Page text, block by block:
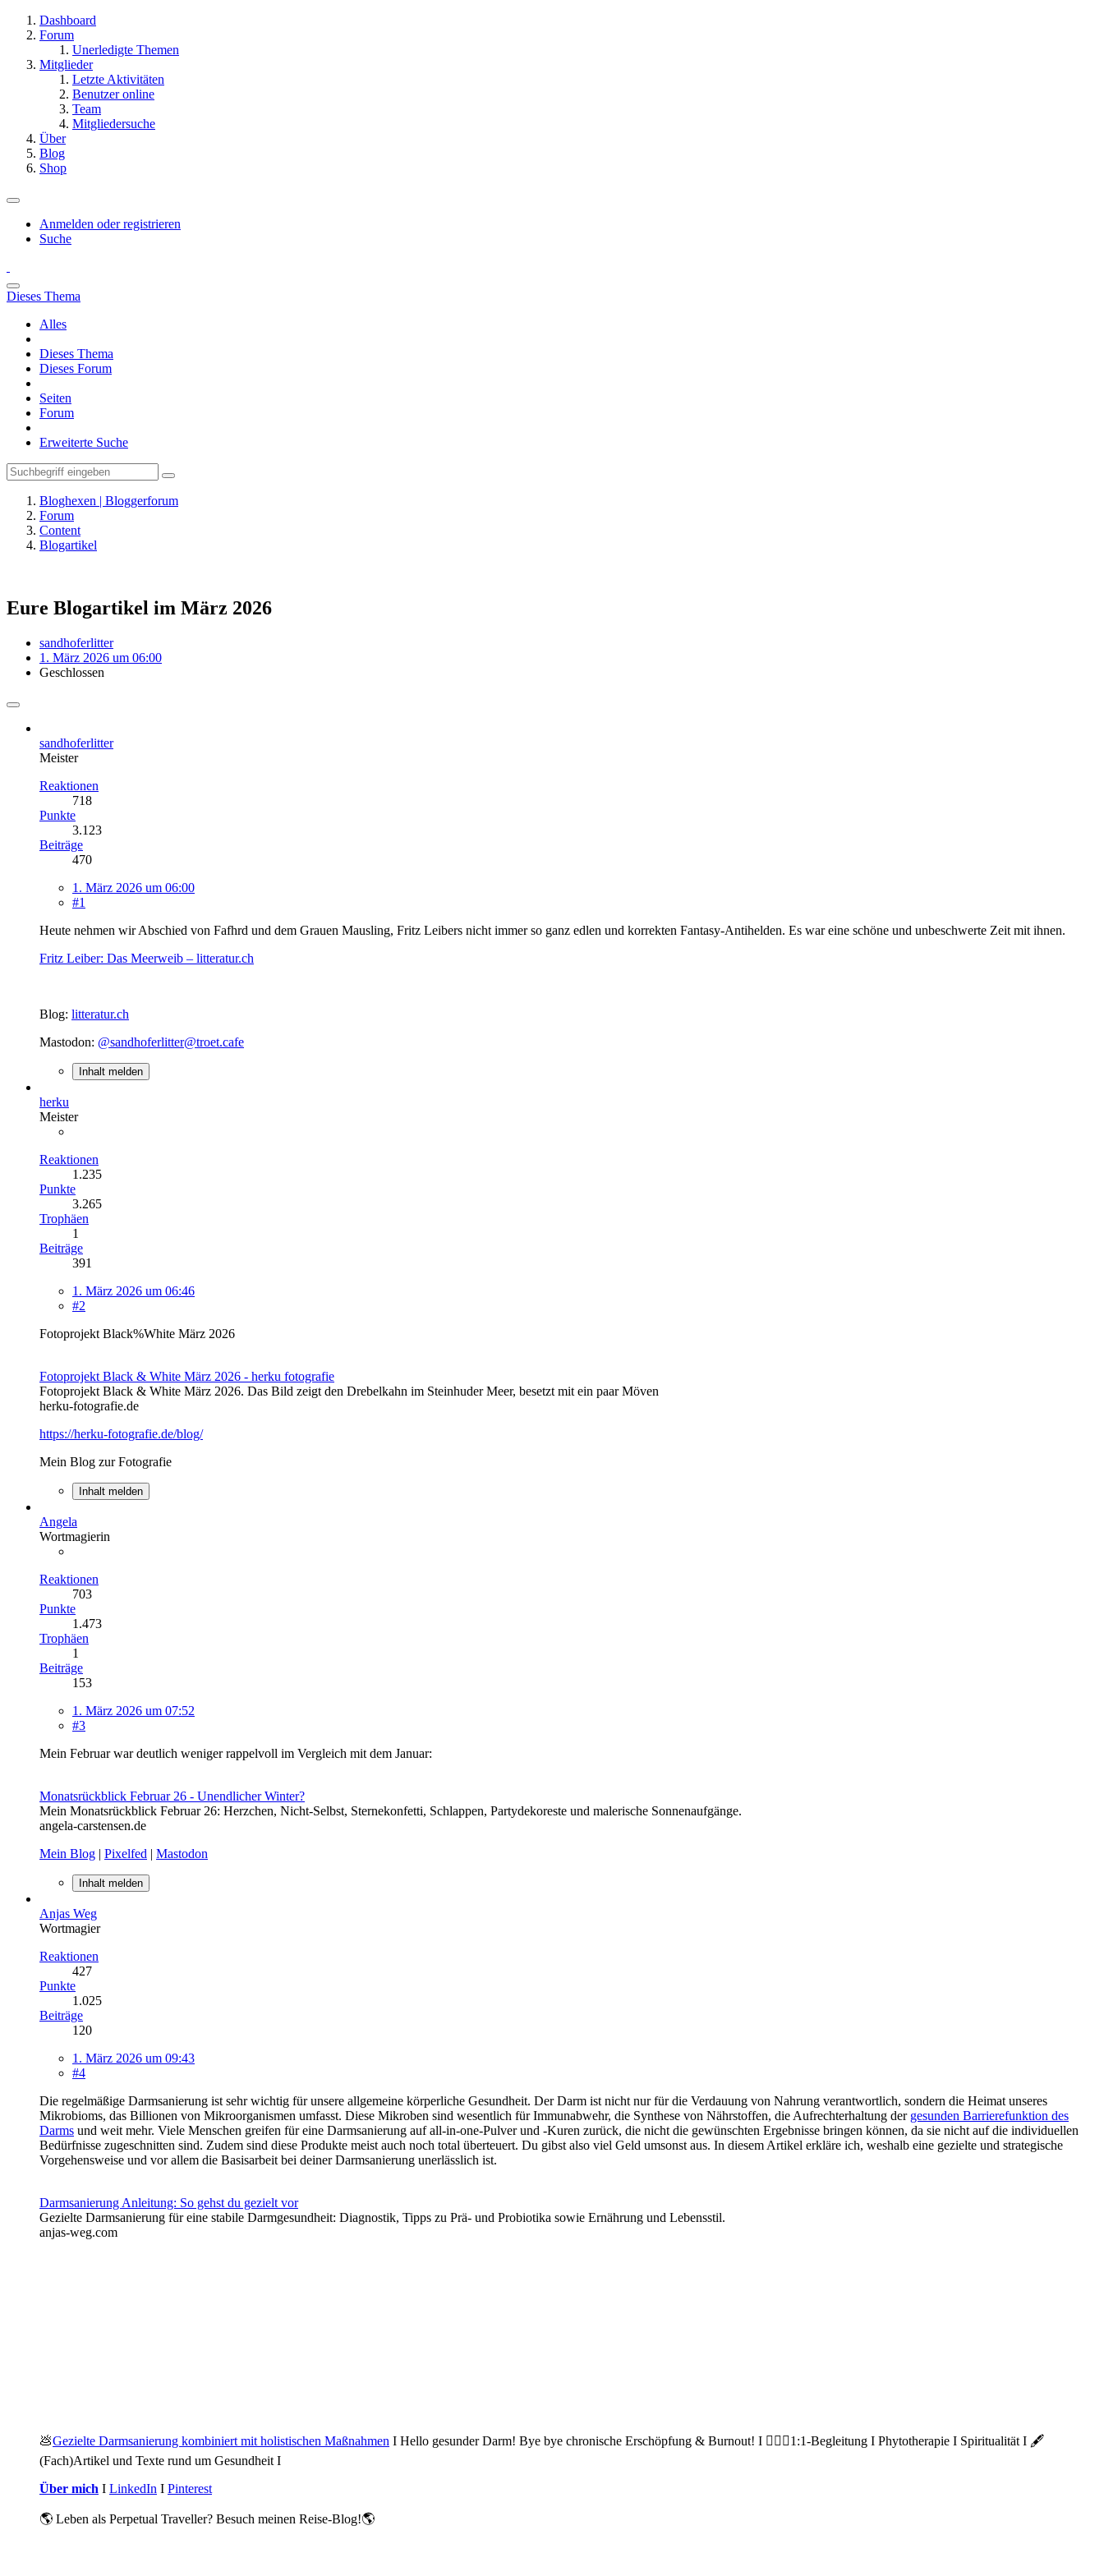
Dashboard
Forum
Unerledigte Themen
Mitglieder
Letzte Aktivitäten
Benutzer online
Team
Mitgliedersuche
Über
Blog
Shop
Anmelden oder registrieren
Suche
Dieses Thema
Alles
Dieses Thema
Dieses Forum
Seiten
Forum
Erweiterte Suche
Bloghexen | Bloggerforum
Forum
Content
Blogartikel
Eure Blogartikel im März 2026
sandhoferlitter
1. März 2026 um 06:00
Geschlossen
sandhoferlitter
Meister
Reaktionen
718
Punkte
3.123
Beiträge
470
1. März 2026 um 06:00
#1
Heute nehmen wir Abschied von Fafhrd und dem Grauen Mausling, Fritz Leibers nicht immer so ganz edlen und korrekten Fantasy-Antihelden. Es war eine schöne und unbeschwerte Zeit mit ihnen.
Fritz Leiber: Das Meerweib – litteratur.ch
Blog: litteratur.ch
Mastodon: @sandhoferlitter@troet.cafe
Inhalt melden
herku
Meister
Reaktionen
1.235
Punkte
3.265
Trophäen
1
Beiträge
391
1. März 2026 um 06:46
#2
Fotoprojekt Black%White März 2026
Fotoprojekt Black & White März 2026 - herku fotografie
Fotoprojekt Black & White März 2026. Das Bild zeigt den Drebelkahn im Steinhuder Meer, besetzt mit ein paar Möven
herku-fotografie.de
https://herku-fotografie.de/blog/
Mein Blog zur Fotografie
Inhalt melden
Angela
Wortmagierin
Reaktionen
703
Punkte
1.473
Trophäen
1
Beiträge
153
1. März 2026 um 07:52
#3
Mein Februar war deutlich weniger rappelvoll im Vergleich mit dem Januar:
Monatsrückblick Februar 26 - Unendlicher Winter?
Mein Monatsrückblick Februar 26: Herzchen, Nicht-Selbst, Sternekonfetti, Schlappen, Partydekoreste und malerische Sonnenaufgänge.
angela-carstensen.de
Mein Blog | Pixelfed | Mastodon
Inhalt melden
Anjas Weg
Wortmagier
Reaktionen
427
Punkte
1.025
Beiträge
120
1. März 2026 um 09:43
#4
Die regelmäßige Darmsanierung ist sehr wichtig für unsere allgemeine körperliche Gesundheit. Der Darm ist nicht nur für die Verdauung von Nahrung verantwortlich, sondern die Heimat unseres
Mikrobioms, das Billionen von Mikroorganismen umfasst. Diese Mikroben sind wesentlich für Immunabwehr, die Synthese von Nährstoffen, die Aufrechterhaltung der gesunden Barrierefunktion des
Darms und weit mehr. Viele Menschen greifen für eine Darmsanierung auf all-in-one-Pulver und -Kuren zurück, die nicht die gewünschten Ergebnisse bringen können, da sie nicht auf die individuellen
Bedürfnisse zugeschnitten sind. Zudem sind diese Produkte meist auch noch total überteuert. Du gibst also viel Geld umsonst aus. In diesem Artikel erkläre ich, weshalb eine gezielte und strategische
Vorgehensweise und vor allem die Basisarbeit bei deiner Darmsanierung unerlässlich ist.
Darmsanierung Anleitung: So gehst du gezielt vor
Gezielte Darmsanierung für eine stabile Darmgesundheit: Diagnostik, Tipps zu Prä- und Probiotika sowie Ernährung und Lebensstil.
anjas-weg.com
💩Gezielte Darmsanierung kombiniert mit holistischen Maßnahmen I Hello gesunder Darm! Bye bye chronische Erschöpfung & Burnout! I 🙋🏽‍♀️1:1-Begleitung I Phytotherapie I Spiritualität I 🖋️
(Fach)Artikel und Texte rund um Gesundheit I
Über mich I LinkedIn I Pinterest
🌎 Leben als Perpetual Traveller? Besuch meinen Reise-Blog!🌎